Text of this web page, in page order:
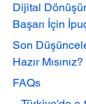
Dijital
Başarı İçin
Son
Hazır Mısınız?
FAQs